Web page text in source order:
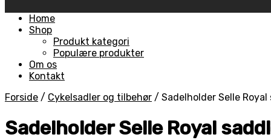
Skip
Home
Shop
Produkt kategori
Populære produkter
Om os
Kontakt
Forside / Cykelsadler og tilbehør / Sadelholder Selle
Sadelholder Selle Royal